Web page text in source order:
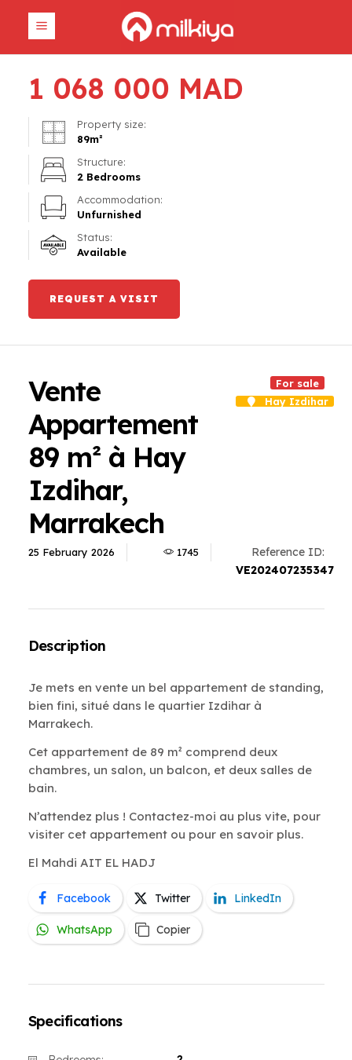
1 068 000 MAD
Property size:
89m²
Structure:
2 Bedrooms
Accommodation:
Unfurnished
Status:
Available
REQUEST A VISIT
Vente
Appartement
89 m² à Hay
Izdihar,
Marrakech
For sale
Hay Izdihar
25 February 2026 1745
Reference ID:
VE202407235347
Description
Je mets en vente un bel appartement de standing,
bien fini, situé dans le quartier Izdihar à
Marrakech.
Cet appartement de 89 m² comprend deux
chambres, un salon, un balcon, et deux salles de
bain.
N’attendez plus ! Contactez-moi au plus vite, pour
visiter cet appartement ou pour en savoir plus.
El Mahdi AIT EL HADJ
Facebook Twitter LinkedIn
WhatsApp Copier
Specifications